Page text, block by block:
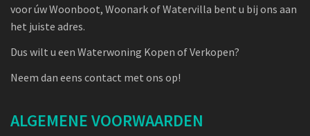
voor úw Woonboot, Woonark of Watervilla bent u bij ons aan
het juiste adres.
Dus wilt u een Waterwoning Kopen of Verkopen?
Neem dan eens contact met ons op!
ALGEMENE VOORWAARDEN